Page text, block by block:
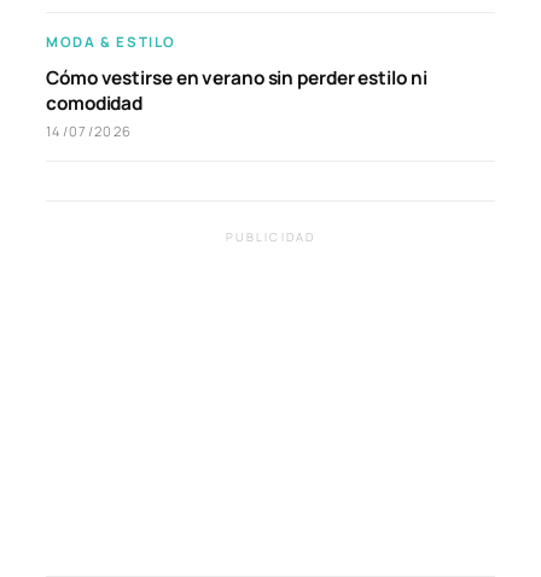
MODA & ESTILO
Cómo vestirse en verano sin perder estilo ni
comodidad
14/07/2026
PUBLICIDAD